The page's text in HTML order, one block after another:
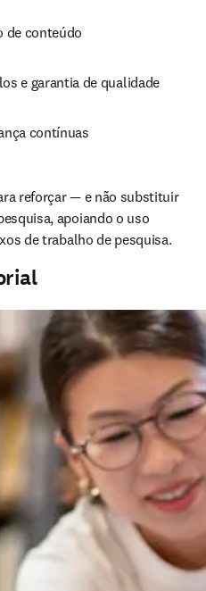
de conteúdo
e garantia de qualidade
contínuas
reforçar — e não substituir
apoiando o uso
de trabalho de pesquisa.